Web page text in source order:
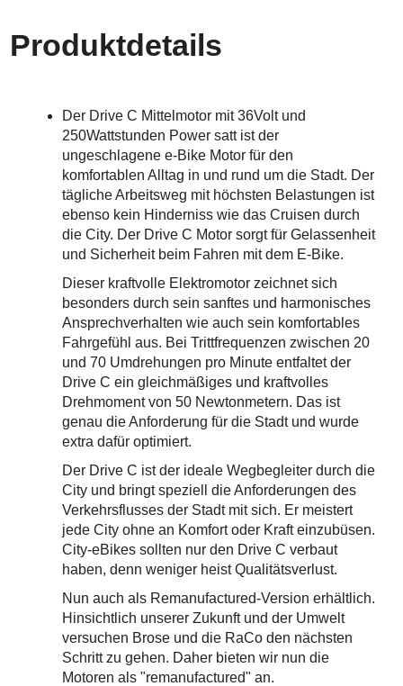
Produktdetails
Der Drive C Mittelmotor mit 36Volt und
250Wattstunden Power satt ist der
ungeschlagene e-Bike Motor für den
komfortablen Alltag in und rund um die Stadt. Der
tägliche Arbeitsweg mit höchsten Belastungen ist
ebenso kein Hinderniss wie das Cruisen durch
die City. Der Drive C Motor sorgt für Gelassenheit
und Sicherheit beim Fahren mit dem E-Bike.
Dieser kraftvolle Elektromotor zeichnet sich
besonders durch sein sanftes und harmonisches
Ansprechverhalten wie auch sein komfortables
Fahrgefühl aus. Bei Trittfrequenzen zwischen 20
und 70 Umdrehungen pro Minute entfaltet der
Drive C ein gleichmäßiges und kraftvolles
Drehmoment von 50 Newtonmetern. Das ist
genau die Anforderung für die Stadt und wurde
extra dafür optimiert.
Der Drive C ist der ideale Wegbegleiter durch die
City und bringt speziell die Anforderungen des
Verkehrsflusses der Stadt mit sich. Er meistert
jede City ohne an Komfort oder Kraft einzubüsen.
City-eBikes sollten nur den Drive C verbaut
haben, denn weniger heist Qualitätsverlust.
Nun auch als Remanufactured-Version erhältlich.
Hinsichtlich unserer Zukunft und der Umwelt
versuchen Brose und die RaCo den nächsten
Schritt zu gehen. Daher bieten wir nun die
Motoren als "remanufactured" an.